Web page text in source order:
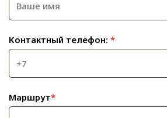
Контактный телефон: *
Маршрут*